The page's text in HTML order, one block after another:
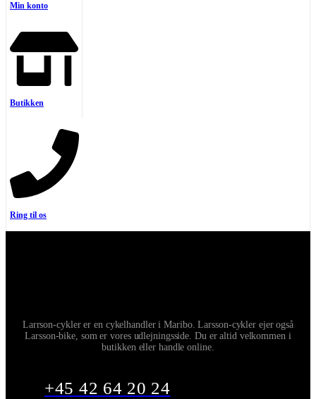
Min konto
Butikken
Ring til os
Larrson-cykler er en cykelhandler i Maribo. Larsson-cykler ejer også
Larsson-bike, som er vores udlejningsside. Du er altid velkommen i
butikken eller handle online.
+45 42 64 20 24